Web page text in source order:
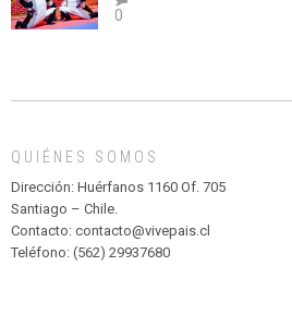
abuso”
Y
MADAGASCAR
PARQUE
HURATDO
0
QUIÉNES SOMOS
Dirección: Huérfanos 1160 Of. 705
Santiago – Chile.
Contacto: contacto@vivepais.cl
Teléfono: (562) 29937680